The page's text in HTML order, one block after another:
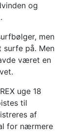
og
men
surfe på. Men
været en
uge 18
til
af
for nærmere